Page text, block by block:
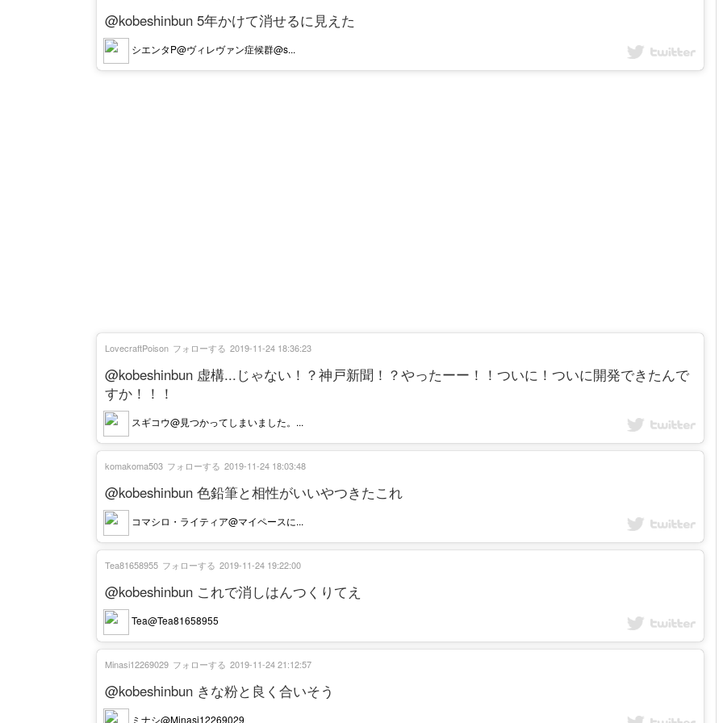
@kobeshinbun 5年かけて消せるに見えた
シエンタP@ヴィレヴァン症候群@s...
@kobeshinbun 虚構...じゃない！？神戸新聞！？やったーー！！ついに！ついに開発できたんで
すか！！！
スギコウ@見つかってしまいました。...
LovecraftPoison フォローする 2019-11-24 18:36:23
@kobeshinbun 色鉛筆と相性がいいやつきたこれ
コマシロ・ライティア@マイペースに...
komakoma503 フォローする 2019-11-24 18:03:48
@kobeshinbun これで消しはんつくりてえ
Tea@Tea81658955
Tea81658955 フォローする 2019-11-24 19:22:00
@kobeshinbun きな粉と良く合いそう
ミナシ@Minasi12269029
Minasi12269029 フォローする 2019-11-24 21:12:57